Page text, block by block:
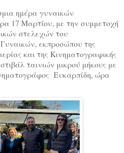
ημέρα γυναικών
17 Μαρτίου, με την συμμετοχή
στελεχών του
εκπροσώπου της
και της Κινηματογραφικής
ταινιών μικρού μήκους με
Ευκαρπίδη, ώρα